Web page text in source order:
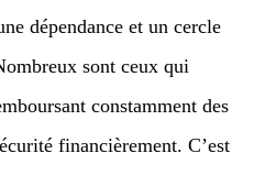
dépendance et un cercle
sont ceux qui
constamment des
financièrement. C’est